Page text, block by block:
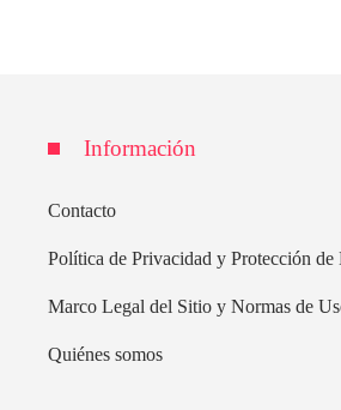
Información
Contacto
Política de Privacidad y Protección de
Marco Legal del Sitio y Normas de
Quiénes somos